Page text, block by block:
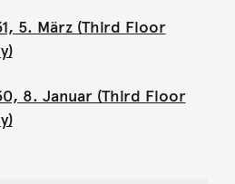
5. März (Third Floor
8. Januar (Third Floor